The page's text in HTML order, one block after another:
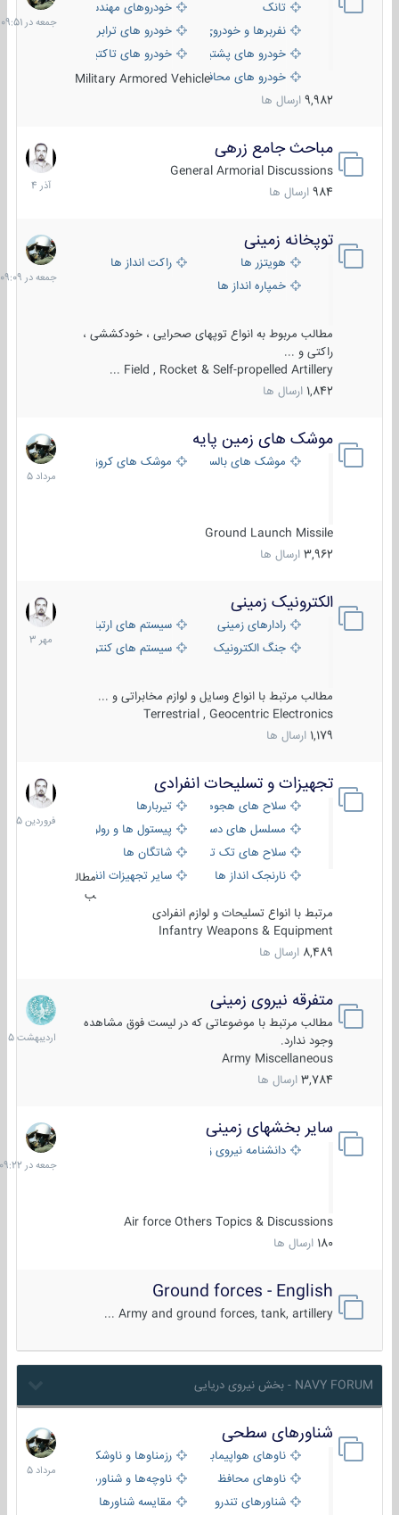
تانک
خودروهای مهندسی
نفربرها و خودروی های رزمی پیاده نظام
خودرو های ترابری نظامی
خودرو های پشتیبانی آتش ، شناسایی و ضد تانک
خودرو های تاکتیکی نظامی
خودرو های محافظت شدهMilitary Armored Vehicle
9,982 ارسال ها
09:51
مباحث جامع زرهی
General Armorial Discussions
984 ارسال ها
7
آذر
1404
توپخانه زمینی
هویتزر ها
راکت انداز ها
خمپاره انداز ها
مطالب مربوط به انواع توپهای صحرایی ، خودکششی ،
راکتی و ...
Field , Rocket & Self-propelled Artillery ...
1,842 ارسال ها
جمعه
در
09:09
موشک های زمین پایه
موشک های بالستیک موشک های کروز
Ground Launch Missile
3,962 ارسال ها
2
مرداد
1405
الکترونیک زمینی
رادارهای زمینی
سیستم های ارتباطی و جمع آوری
جنگ الکترونیک
سیستم های کنترل آتش و تجهیزات
مطالب مرتبط با انواع وسایل و لوازم مخابراتی و ...
Terrestrial , Geocentric Electronics
1,179 ارسال ها
1
مهر
1403
تجهیزات و تسلیحات انفرادی
سلاح های هجومی
تیربارها
مسلسل های دستی
پیستول ها و رولورها
سلاح های تک تیر اندازیشاتگان ها
نارنجک انداز ها
سایر تجهیزات انفرادی
مطال
ب
مرتبط با انواع تسلیحات و لوازم انفرادی
Infantry Weapons & Equipment
8,489 ارسال ها
17
فروردین
1405
متفرقه نیروی زمینی
مطالب مرتبط با موضوعاتی که در لیست فوق مشاهده
وجود ندارد.
Army Miscellaneous
3,784 ارسال ها
27
1405
سایر بخشهای زمینی
دانشنامه نیروی زمینی
Air force Others Topics & Discussions
180 ارسال ها
جمعه
در
09:22
Ground forces - English
Army and ground forces, tank, artillery ...
NAVY FORUM - بخش نیروی دریایی
شناورهای سطحی
ناوهای هواپیمابر و بالگرد بررزمناوها و ناوشکن‌ها
ناوهای محافظ
ناوچه‌ها و شناورهای گشتی
شناورهای تندرو
مقایسه شناورها
2
مرداد
1405